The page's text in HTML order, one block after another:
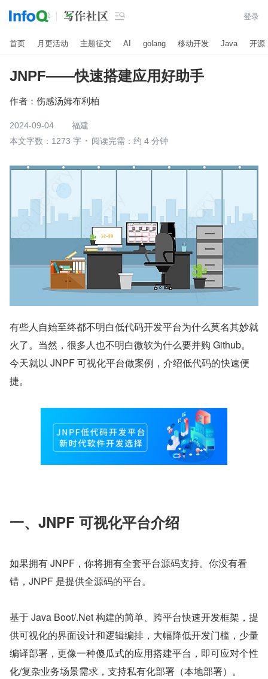
 登录
首页 月更活动 主题征文 AI golang 移动开发 Java 开源
JNPF——快速搭建应用好助手
作者： 伤感汤姆布利柏
2024-09-04
福建
本文字数：1273 字
阅读完需：约 4 分钟
​有些人自始至终都不明白低代码开发平台为什么莫名其妙就
火了。当然，很多人也不明白微软为什么要并购 Github。
今天就以 JNPF 可视化平台做案例，介绍低代码的快速便
捷。
一、JNPF 可视化平台介绍
如果拥有 JNPF，你将拥有全套平台源码支持。你没有看
错，JNPF 是提供全源码的平台。
基于 Java Boot/.Net 构建的简单、跨平台快速开发框架，提
供可视化的界面设计和逻辑编排，大幅降低开发门槛，少量
编译部署，更像一种傻瓜式的应用搭建平台，即可应对个性
化/复杂业务场景需求，支持私有化部署（本地部署）。